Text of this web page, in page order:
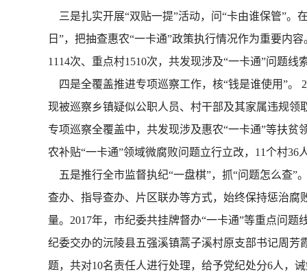
三是扎实开展“双贴一提”活动，问“卡由谁保管”。
日”，把抽查惠农“一卡通”政策执行情况作为重要内
1114次、重点村1510次，共发现涉及“一卡通”问题
四是全覆盖推进专项巡察工作，核“钱是谁使用”。
现被巡察乡镇疑似公职人员、村干部及其家属违规领
专项巡察全覆盖中，共发现涉及惠农“一卡通”等扶
农补贴“一卡通”领域微腐败问题立行立改，11个村
五是推行全市监督执纪“一盘棋”，抓“问题怎么查”
查办、指导查办、片区联办等方式，始终保持惩治
量。2017年，市纪委共挂牌督办“一卡通”等重点问
纪委交办的沅陵县五强溪镇蒿子溪村原支部书记周
题，共对10名责任人进行处理，给予党纪处分6人，